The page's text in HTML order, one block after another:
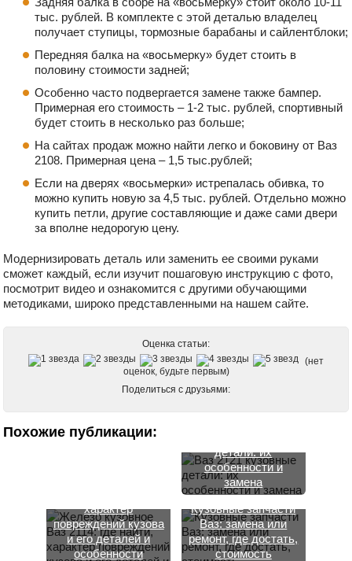
тыс. рублей. В комплекте с этой деталью владелец
получает ступицы, тормозные барабаны и сайлентблоки;
Передняя балка на «восьмерку» будет стоить в
половину стоимости задней;
Особенно часто подвергается замене также бампер.
Примерная его стоимость – 1-2 тыс. рублей, спортивный
будет стоить в несколько раз больше;
На сайтах продаж можно найти легко и боковину от Ваз
2108. Примерная цена – 1,5 тыс.рублей;
Если на дверях «восьмерки» истрепалась обивка, то
можно купить новую за 4,5 тыс. рублей. Отдельно можно
купить петли, другие составляющие и даже сами двери
за вполне недорогую цену.
Модернизировать деталь или заменить ее своими руками
сможет каждый, если изучит пошаговую инструкцию с фото,
посмотрит видео и ознакомится с другими обучающими
методиками, широко представленными на нашем сайте.
Оценка статьи:
(нет
оценок, будьте первым)
Поделиться с друзьями:
Похожие публикации:
Запчасти кузовные
повреждения
детали: их
особенности и
замена
характер
повреждений кузова
и его деталей и
особенности
Кузовные запчасти
Ваз: замена или
ремонт, где достать,
стоимость